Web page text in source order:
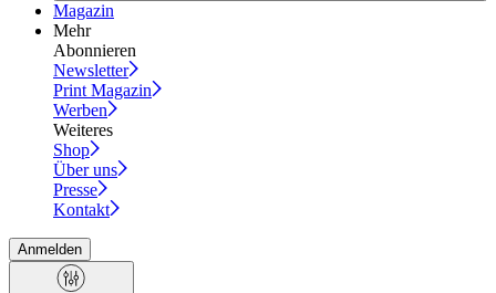
Magazin
Mehr
Abonnieren
Newsletter
Print Magazin
Werben
Weiteres
Shop
Über uns
Presse
Kontakt
Anmelden